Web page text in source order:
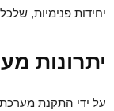
יחידות פנימיות,
יתרונות